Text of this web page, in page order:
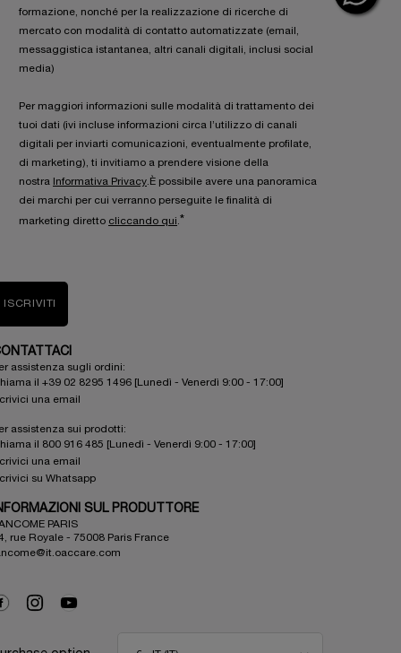
formazione, nonché per la realizzazione di ricerche di
mercato con modalità di contatto automatizzate (email,
messaggistica istantanea, altri canali digitali, inclusi social
media)
Per maggiori informazioni sulle modalità di trattamento dei
tuoi dati (ivi incluse informazioni circa l’utilizzo di canali
digitali per inviarti comunicazioni, eventualmente profilate,
di marketing), ti invitiamo a prendere visione della
nostra
Informativa Privacy .È possibile avere una panoramica
dei marchi per cui verranno perseguite le finalità di
marketing diretto cliccando qui *
ISCRIVITI
assistenza sugli ordini:
il +39 02 8295 1496 [Lunedì - Venerdì 9:00 - 17:00]
una email
assistenza sui prodotti:
il 800 916 485 [Lunedì - Venerdì 9:00 - 17:00]
una email
su Whatsapp
SUL PRODUTTORE
PARIS
rue Royale - 75008 Paris France